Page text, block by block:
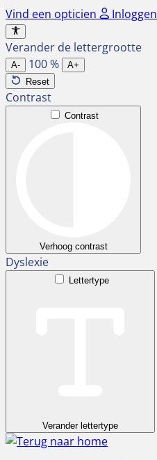
Ga
naar
de
inhoud
Vind een opticien Inloggen
Verander de lettergrootte
A- 100%
A+
Reset
Contrast
Contrast
Verhoog contrast
Dyslexie
Lettertype
Verander lettertype